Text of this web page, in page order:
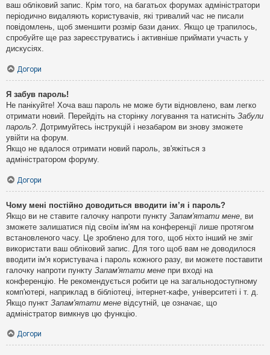
ваш обліковий запис. Крім того, на багатьох форумах адміністратори
періодично видаляють користувачів, які тривалий час не писали
повідомлень, щоб зменшити розмір бази даних. Якщо це трапилось,
спробуйте ще раз зареєструватись і активніше приймати участь у
дискусіях.
Догори
Я забув пароль!
Не панікуйте! Хоча ваш пароль не може бути відновлено, вам легко
отримати новий. Перейдіть на сторінку логування та натисніть Забули
пароль?. Дотримуйтесь інструкцій і незабаром ви знову зможете
увійти на форум.
Якщо не вдалося отримати новий пароль, зв'яжіться з
адміністратором форуму.
Догори
Чому мені постійно доводиться вводити ім’я і пароль?
Якщо ви не ставите галочку напроти пункту Запам'ятати мене , ви
зможете залишатися під своїм ім'ям на конференції лише протягом
встановленого часу. Це зроблено для того, щоб ніхто інший не зміг
використати ваш обліковий запис. Для того щоб вам не доводилося
вводити ім'я користувача і пароль кожного разу, ви можете поставити
галочку напроти пункту Запам'ятати мене при вході на
конференцію. Не рекомендується робити це на загальнодоступному
комп'ютері, наприклад в бібліотеці, інтернет-кафе, університеті і т. д.
Якщо пункт Запам'ятати мене відсутній, це означає, що
адміністратор вимкнув цю функцію.
Догори